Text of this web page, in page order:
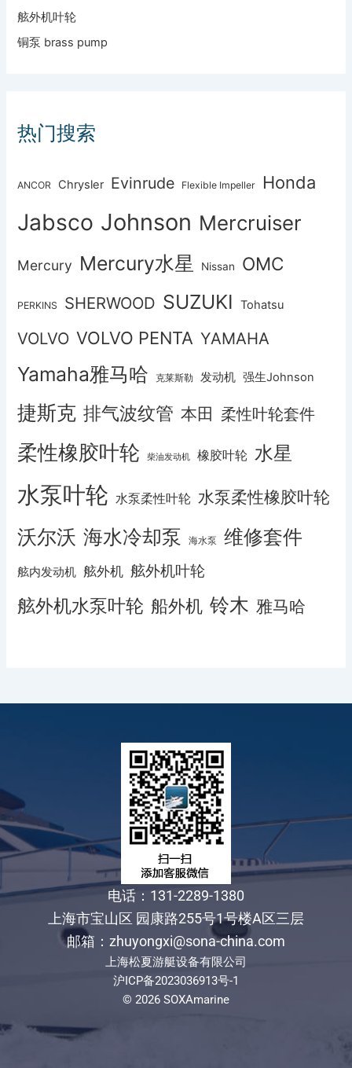
舷外机叶轮
铜泵 brass pump
热门搜索
ANCOR Chrysler Evinrude Flexible Impeller Honda
Jabsco Johnson Mercruiser
Mercury Mercury水星 Nissan OMC
PERKINS SHERWOOD SUZUKI Tohatsu
VOLVO VOLVO PENTA YAMAHA
Yamaha雅马哈 克莱斯勒 发动机 强生Johnson
捷斯克 排气波纹管 本田 柔性叶轮套件
柔性橡胶叶轮 柴油发动机 橡胶叶轮 水星
水泵叶轮 水泵柔性叶轮 水泵柔性橡胶叶轮
沃尔沃 海水冷却泵 海水泵 维修套件
舷内发动机 舷外机 舷外机叶轮
舷外机水泵叶轮 船外机 铃木 雅马哈
电话：131-2289-1380
上海市宝山区 园康路255号1号楼A区三层
邮箱：zhuyongxi@sona-china.com
上海松夏游艇设备有限公司
沪ICP备2023036913号-1
© 2026 SOXAmarine